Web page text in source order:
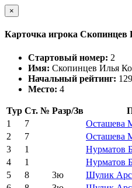
×
Карточка игрока Скопинцев
Стартовый номер: 2
Имя: Скопинцев Илья
Начальный рейтинг:
Место: 4
Тур Ст. № Разр/Зв
1
7 Осташева
2
7 Осташева
3
1 Нурматов
4
1 Нурматов
5
8 3ю Шулик